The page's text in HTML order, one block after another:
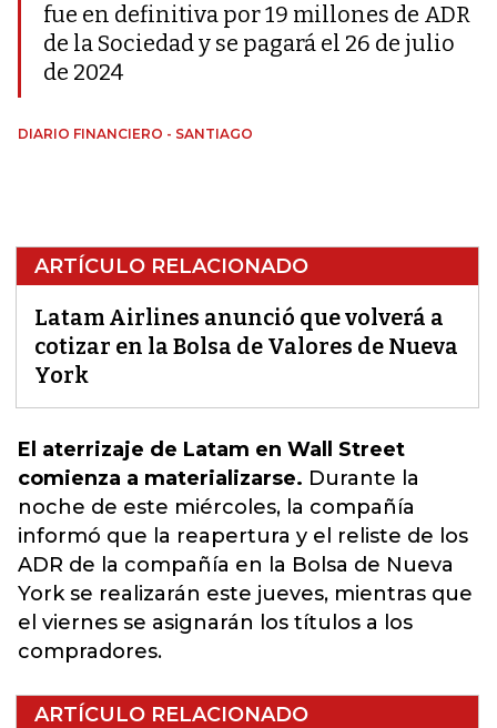
fue en definitiva por 19 millones de ADR
de la Sociedad y se pagará el 26 de julio
de 2024
DIARIO FINANCIERO - SANTIAGO
ARTÍCULO RELACIONADO
Latam Airlines anunció que volverá a
cotizar en la Bolsa de Valores de Nueva
York
El aterrizaje de Latam en Wall Street
comienza a materializarse. Durante la
noche de este miércoles, la compañía
informó que la reapertura y el reliste de los
ADR de la compañía en la Bolsa de Nueva
Yorkse realizarán este jueves, mientras que
el viernes se asignarán los títulos a los
compradores.
ARTÍCULO RELACIONADO